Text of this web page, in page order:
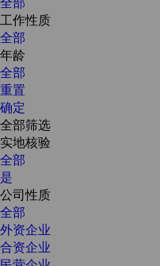
工作性质
全部
年龄
全部
重置
确定
全部筛选
实地核验
全部
是
公司性质
全部
外资企业
合资企业